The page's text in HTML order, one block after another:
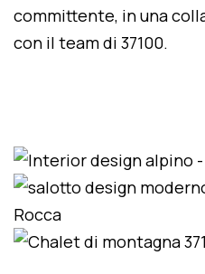
committente, in una
con il team di 37100.